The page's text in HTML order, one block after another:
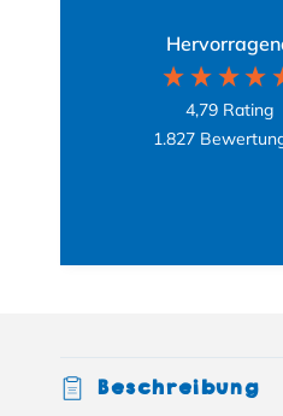
4,79 Rating
1.827
Beschreibung